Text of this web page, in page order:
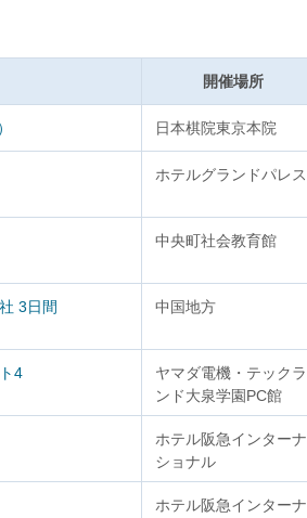
開催場所
日本棋院東京本院
ホテルグランドパレス
中央町社会教育館
3日間 中国地方
4
ヤマダ電機・テックラ
ンド大泉学園PC館
ホテル阪急インターナ
ショナル
ホテル阪急インターナ